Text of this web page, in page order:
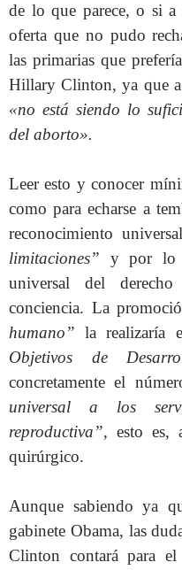
de lo que parece, o si
oferta que no pudo
las primarias que
Hillary Clinton, ya que
«no está siendo lo
del aborto».
Leer esto y conocer
como para echarse a
reconocimiento
limitaciones” y por lo
universal del
conciencia. La
humano” la realizaría
Objetivos de
concretamente el
universal a los
reproductiva”, esto es,
quirúrgico.
Aunque sabiendo ya
gabinete Obama, las
Clinton contará para